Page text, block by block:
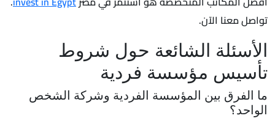
تواصل معنا الآن.
الأسئلة الشائعة حول شروط
تأسيس مؤسسة فردية
ما الفرق بين المؤسسة الفردية وشركة الشخص
الواحد؟